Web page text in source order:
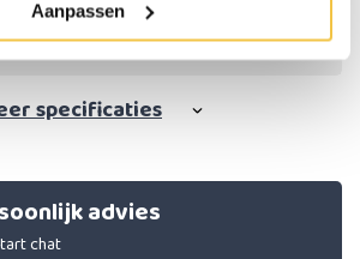
Aanpassen
PU foam
specificaties
advies
chat